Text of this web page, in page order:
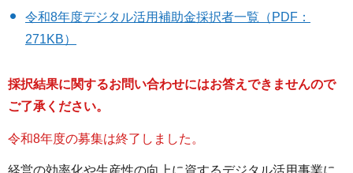
令和8年度デジタル活用補助金採択者一覧（PDF：
271KB）
採択結果に関するお問い合わせにはお答えできませんので
ご了承ください。
令和8年度の募集は終了しました。